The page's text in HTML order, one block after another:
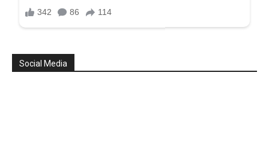
Social Media